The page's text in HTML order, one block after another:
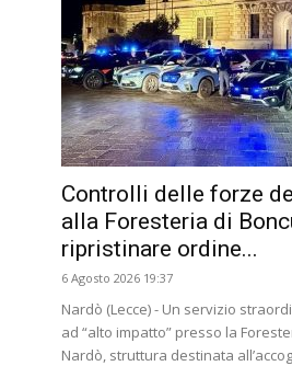
Controlli delle forze
alla Foresteria di
ripristinare ordine...
6 Agosto 2026 19:37
Nardò (Lecce) - Un servizio
ad “alto impatto” presso la
Nardò, struttura destinata